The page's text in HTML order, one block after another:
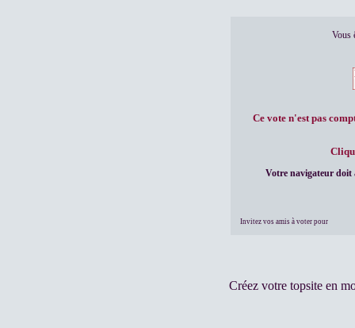
Vous
Ce vote n'est pas
Votre navigateur doit
Invitez vos amis à voter pour
Créez votre topsite en